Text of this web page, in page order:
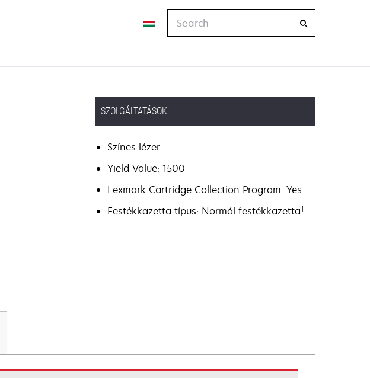
SZOLGÁLTATÁSOK
Színes lézer
Yield Value: 1500
Lexmark Cartridge Collection Program: Yes
Festékkazetta típus: Normál festékkazetta†